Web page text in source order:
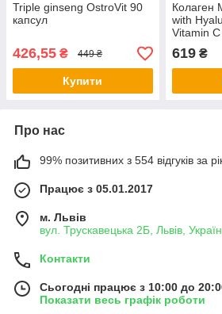
Triple ginseng OstroVit 90
капсул
426,55 ₴ 449 ₴
Купити
Колаген
with
Vitamin
капсул
619₴
Про нас
99% позитивних з 554 відгуків за
Працює з 05.01.2017
м. Львів
вул. Трускавецька 2Б, Львів,
Контакти
Сьогодні працює з 10:00 до
Показати весь графік роботи